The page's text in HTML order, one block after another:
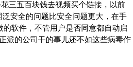
三五百块钱去视频买个链接，以前
安全的问题比安全问题更大，在手
软件，不管用户是否同意都自动启
派的公司干的事儿还不如这些病毒作